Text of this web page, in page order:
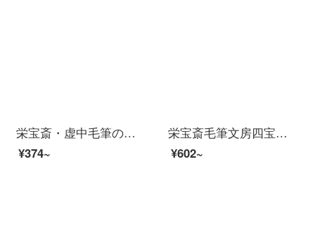
栄宝斎・虚中毛筆の文房四宝狼毛毛毛毛毫兼行の書画の中国画初の楷書。
¥374~
栄宝斎毛筆文房四宝農耕筆荘狼毫兼成人練習蘭竹大中小書道国画小幅行草蘭竹兼山水点染一品蘭竹（大）
¥602~